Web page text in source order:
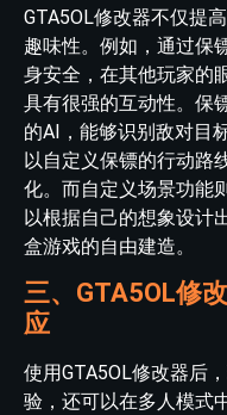
GTA5OL修改器不仅提
趣味性。例如，通过保
身安全，在其他玩家的
具有很强的互动性。保
的AI，能够识别敌对目
以自定义保镖的行动路
化。而自定义场景功能
以根据自己的想象设计
盒游戏的自由建造。
三、GTA5OL修
应
使用GTA5OL修改器后
验，还可以在多人模式